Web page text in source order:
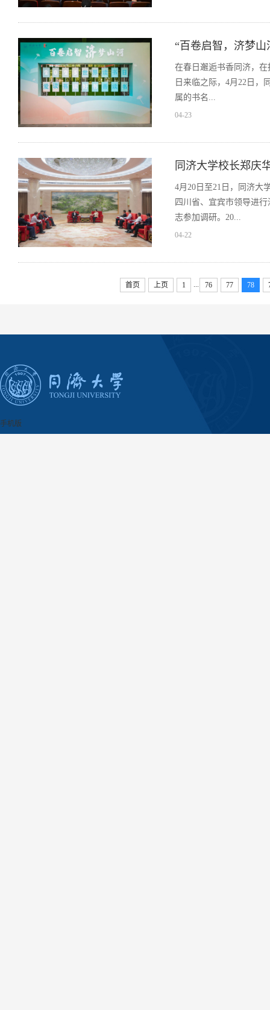
“百卷启智，济梦
在春日邂逅书香同济，
日来临之际，4月22日，
属的书名...
04-23
同济大学校长郑庆
4月20日至21日，同济大
四川省、宜宾市领导进
志参加调研。20...
04-22
首页 上页 1 76 77 78
手机版